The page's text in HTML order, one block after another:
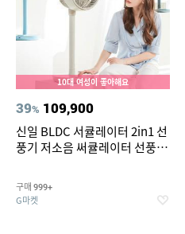
10대 여성이 좋아해요
39% 109,900
신일 BLDC 서큘레이터 2in1 선
풍기 저소음 써큘레이터 선풍기
(리퍼)
구매 999+
G마켓